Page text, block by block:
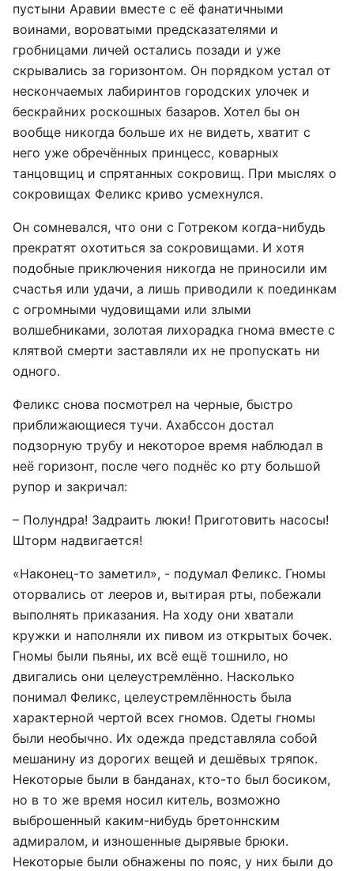
пустыни Аравии вместе с её фанатичными
воинами, вороватыми предсказателями и
гробницами личей остались позади и уже
скрывались за горизонтом. Он порядком устал от
нескончаемых лабиринтов городских улочек и
бескрайних роскошных базаров. Хотел бы он
вообще никогда больше их не видеть, хватит с
него уже обречённых принцесс, коварных
танцовщиц и спрятанных сокровищ. При мыслях о
сокровищах Феликс криво усмехнулся.
Он сомневался, что они с Готреком когда-нибудь
прекратят охотиться за сокровищами. И хотя
подобные приключения никогда не приносили им
счастья или удачи, а лишь приводили к поединкам
с огромными чудовищами или злыми
волшебниками, золотая лихорадка гнома вместе с
клятвой смерти заставляли их не пропускать ни
одного.
Феликс снова посмотрел на черные, быстро
приближающиеся тучи. Ахабссон достал
подзорную трубу и некоторое время наблюдал в
неё горизонт, после чего поднёс ко рту большой
рупор и закричал:
– Полундра! Задраить люки! Приготовить насосы!
Шторм надвигается!
«Наконец-то заметил», - подумал Феликс. Гномы
оторвались от лееров и, вытирая рты, побежали
выполнять приказания. На ходу они хватали
кружки и наполняли их пивом из открытых бочек.
Гномы были пьяны, их всё ещё тошнило, но
двигались они целеустремлённо. Насколько
понимал Феликс, целеустремлённость была
характерной чертой всех гномов. Одеты гномы
были необычно. Их одежда представляла собой
мешанину из дорогих вещей и дешёвых тряпок.
Некоторые были в банданах, кто-то был босиком,
но в то же время носил китель, возможно
выброшенный каким-нибудь бретоннским
адмиралом, и изношенные дырявые брюки.
Некоторые были обнажены по пояс, у них были до